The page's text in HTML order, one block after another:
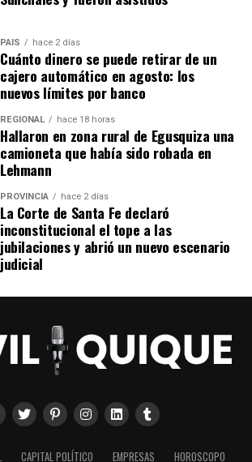
PAIS hace 2 días
Cuánto dinero se puede retirar de un
cajero automático en agosto: los
nuevos límites por banco
REGIONAL hace 18 horas
Hallaron en zona rural de Egusquiza una
camioneta que había sido robada en
Lehmann
PROVINCIA hace 2 días
La Corte de Santa Fe declaró
inconstitucional el tope a las
jubilaciones y abrió un nuevo escenario
judicial
CAPITAL POLÍTICO EMPRESAS HOROSCOPO